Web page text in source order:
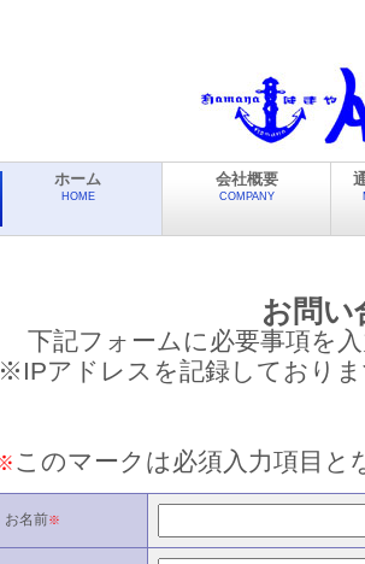
ホーム
HOME
会社概要
COMPANY
お問い
下記フォームに必要事項を
※IPアドレスを記録しており
このマークは必須入力項目と
お名前※